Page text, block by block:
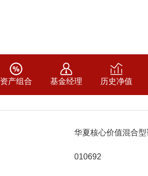
资产组合 基金经理 历史净值
华夏核心价值混合
010692